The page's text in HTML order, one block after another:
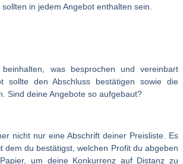
in jedem Angebot enthalten sein.
was besprochen und vereinbart
sollte den Abschluss bestätigen sowie die
Sind deine Angebote so aufgebaut?
nicht nur eine Abschrift deiner Preisliste. Es
dem du bestätigst, welchen Profit du abgeben
um deine Konkurrenz auf Distanz zu